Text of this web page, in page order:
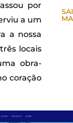
por
a um
a nossa
locais
obra-
coração